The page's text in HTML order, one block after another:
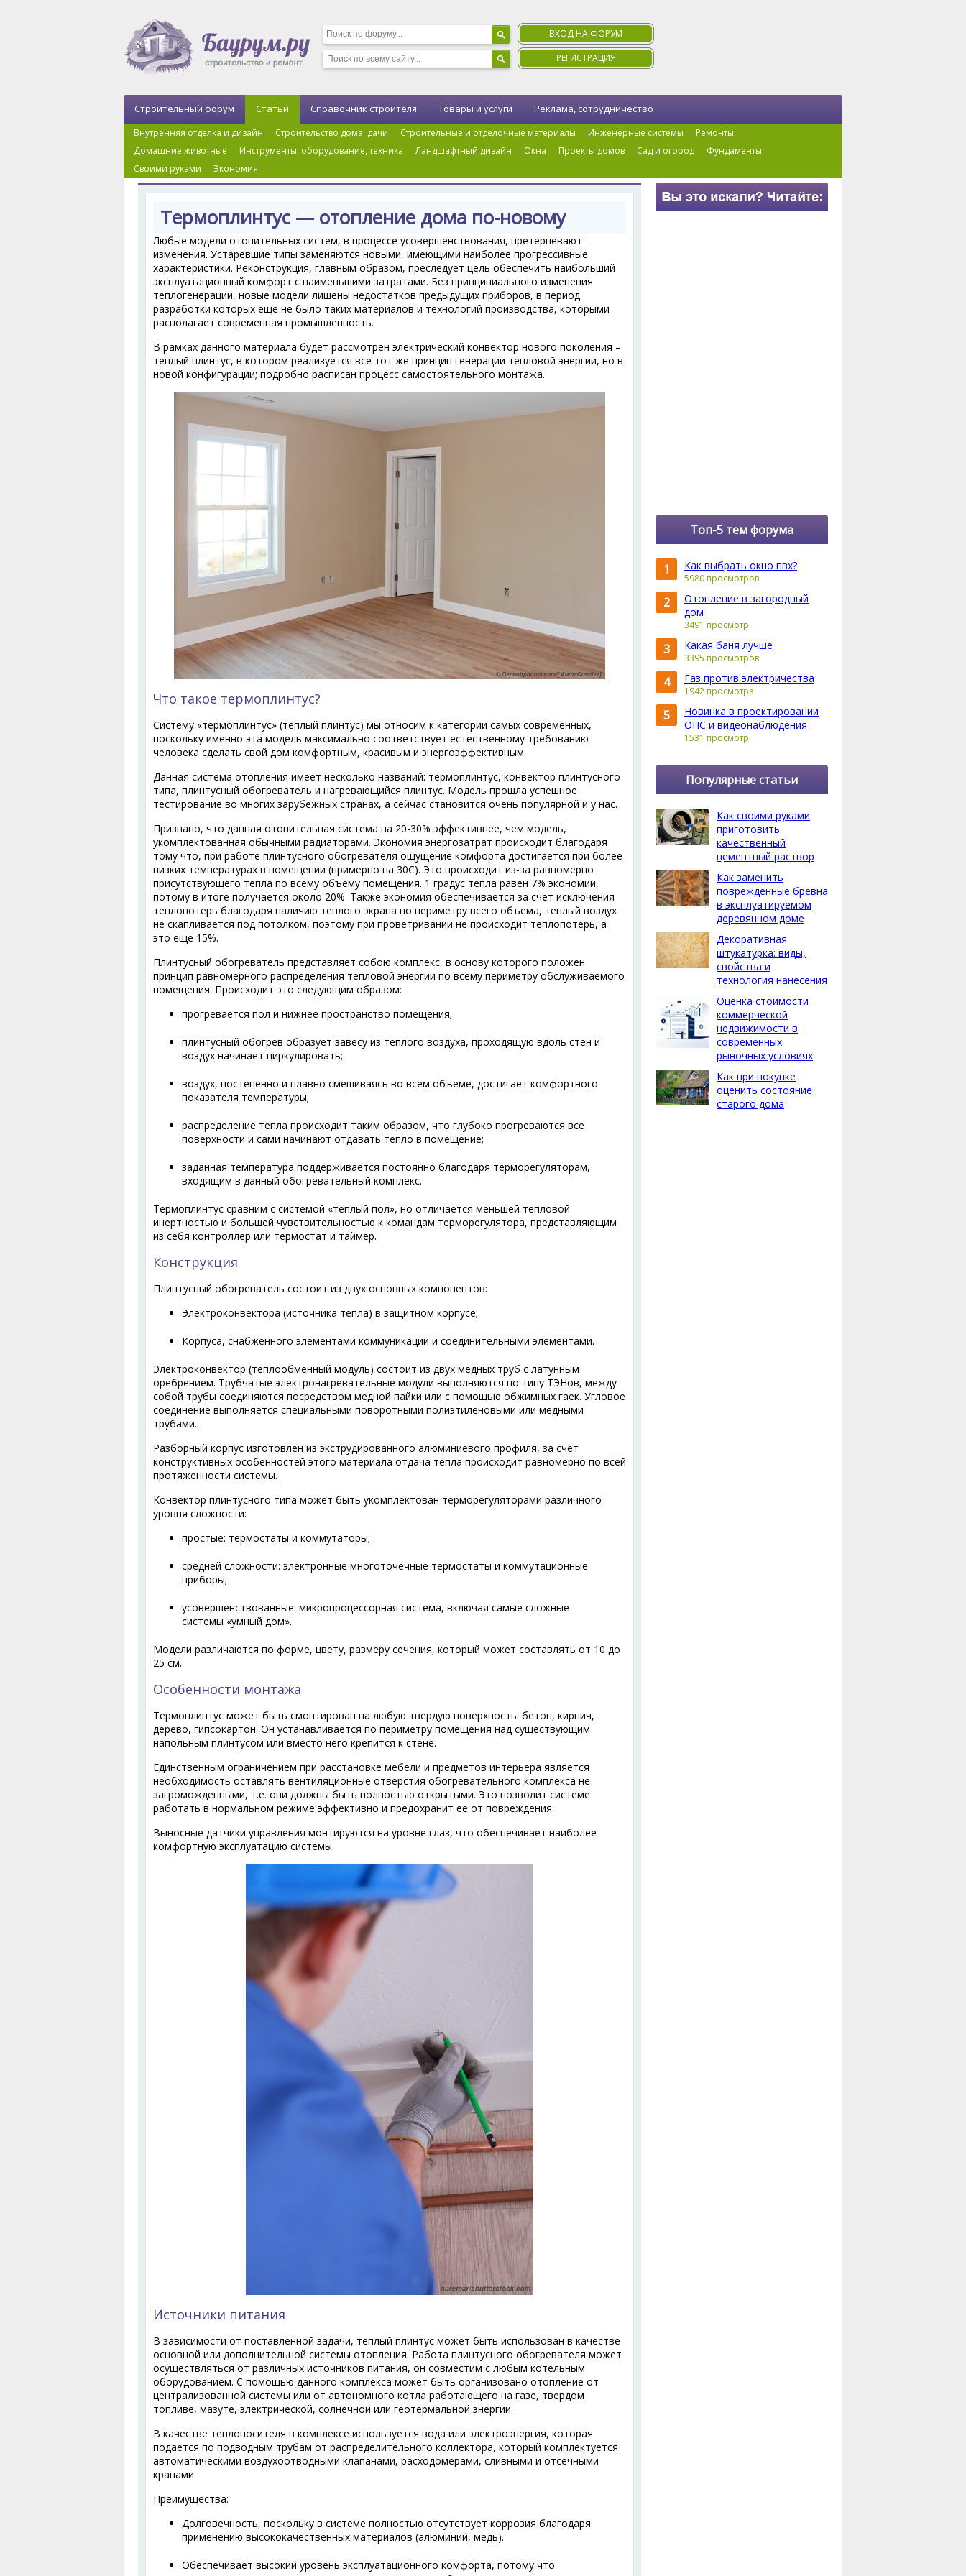
ВХОД НА ФОРУМ
РЕГИСТРАЦИЯ
Строительный форум Статьи
Внутренняя отделка и дизайн Строительство дома, дачи Строительные и отделочные материалы Инженерные системы
Ремонты
Домашние животные
Инструменты, оборудование, техника Ландшафтный дизайн Окна Проекты домов Сад и огород
Фундаменты
Своими руками
Экономия
Справочник строителя Товары и услуги Реклама, сотрудничество
Главная ›Внутренняя отделка и дизайн
Термоплинтус — отопление дома по-новому
Любые модели отопительных систем, в процессе усовершенствования, претерпевают
изменения. Устаревшие типы заменяются новыми, имеющими наиболее прогрессивные
характеристики. Реконструкция, главным образом, преследует цель обеспечить наибольший
эксплуатационный комфорт с наименьшими затратами. Без принципиального изменения
теплогенерации, новые модели лишены недостатков предыдущих приборов, в период
разработки которых еще не было таких материалов и технологий производства, которыми
располагает современная промышленность.
В рамках данного материала будет рассмотрен электрический конвектор нового поколения –
теплый плинтус, в котором реализуется все тот же принцип генерации тепловой энергии, но в
новой конфигурации; подробно расписан процесс самостоятельного монтажа.
Что такое термоплинтус?
Систему «термоплинтус» (теплый плинтус) мы относим к категории самых современных,
поскольку именно эта модель максимально соответствует естественному требованию
человека сделать свой дом комфортным, красивым и энергоэффективным.
Данная система отопления имеет несколько названий: термоплинтус, конвектор плинтусного
типа, плинтусный обогреватель и нагревающийся плинтус. Модель прошла успешное
тестирование во многих зарубежных странах, а сейчас становится очень популярной и у нас.
Признано, что данная отопительная система на 20-30% эффективнее, чем модель,
укомплектованная обычными радиаторами. Экономия энергозатрат происходит благодаря
тому что, при работе плинтусного обогревателя ощущение комфорта достигается при более
низких температурах в помещении (примерно на 30С). Это происходит из-за равномерно
присутствующего тепла по всему объему помещения. 1 градус тепла равен 7% экономии,
потому в итоге получается около 20%. Также экономия обеспечивается за счет исключения
теплопотерь благодаря наличию теплого экрана по периметру всего объема, теплый воздух
не скапливается под потолком, поэтому при проветривании не происходит теплопотерь, а
это еще 15%.
Плинтусный обогреватель представляет собою комплекс, в основу которого положен
принцип равномерного распределения тепловой энергии по всему периметру обслуживаемого
помещения. Происходит это следующим образом:
прогревается пол и нижнее пространство помещения;
плинтусный обогрев образует завесу из теплого воздуха, проходящую вдоль стен и
воздух начинает циркулировать;
воздух, постепенно и плавно смешиваясь во всем объеме, достигает комфортного
показателя температуры;
распределение тепла происходит таким образом, что глубоко прогреваются все
поверхности и сами начинают отдавать тепло в помещение;
заданная температура поддерживается постоянно благодаря терморегуляторам,
входящим в данный обогревательный комплекс.
Термоплинтус сравним с системой «теплый пол», но отличается меньшей тепловой
инертностью и большей чувствительностью к командам терморегулятора, представляющим
из себя контроллер или термостат и таймер.
Конструкция
Плинтусный обогреватель состоит из двух основных компонентов:
Электроконвектора (источника тепла) в защитном корпусе;
Корпуса, снабженного элементами коммуникации и соединительными элементами.
Электроконвектор (теплообменный модуль) состоит из двух медных труб с латунным
оребрением. Трубчатые электронагревательные модули выполняются по типу ТЭНов, между
собой трубы соединяются посредством медной пайки или с помощью обжимных гаек. Угловое
соединение выполняется специальными поворотными полиэтиленовыми или медными
трубами.
Разборный корпус изготовлен из экструдированного алюминиевого профиля, за счет
конструктивных особенностей этого материала отдача тепла происходит равномерно по всей
протяженности системы.
Конвектор плинтусного типа может быть укомплектован терморегуляторами различного
уровня сложности:
простые: термостаты и коммутаторы;
средней сложности: электронные многоточечные термостаты и коммутационные
приборы;
усовершенствованные: микропроцессорная система, включая самые сложные
системы «умный дом».
Модели различаются по форме, цвету, размеру сечения, который может составлять от 10 до
25 см.
Особенности монтажа
Термоплинтус может быть смонтирован на любую твердую поверхность: бетон, кирпич,
дерево, гипсокартон. Он устанавливается по периметру помещения над существующим
напольным плинтусом или вместо него крепится к стене.
Единственным ограничением при расстановке мебели и предметов интерьера является
необходимость оставлять вентиляционные отверстия обогревательного комплекса не
загроможденными, т.е. они должны быть полностью открытыми. Это позволит системе
работать в нормальном режиме эффективно и предохранит ее от повреждения.
Выносные датчики управления монтируются на уровне глаз, что обеспечивает наиболее
комфортную эксплуатацию системы.
Источники питания
В зависимости от поставленной задачи, теплый плинтус может быть использован в качестве
основной или дополнительной системы отопления. Работа плинтусного обогревателя может
осуществляться от различных источников питания, он совместим с любым котельным
оборудованием. С помощью данного комплекса может быть организовано отопление от
централизованной системы или от автономного котла работающего на газе, твердом
топливе, мазуте, электрической, солнечной или геотермальной энергии.
В качестве теплоносителя в комплексе используется вода или электроэнергия, которая
подается по подводным трубам от распределительного коллектора, который комплектуется
автоматическими воздухоотводными клапанами, расходомерами, сливными и отсечными
кранами.
Преимущества:
Долговечность, поскольку в системе полностью отсутствует коррозия благодаря
применению высококачественных материалов (алюминий, медь).
Обеспечивает высокий уровень эксплуатационного комфорта, потому что
Топ-5 тем форума
1 Как выбрать окно пвх?
5980 просмотров
2
Отопление в загородный
дом
3491 просмотр
3 Какая баня лучше
3395 просмотров
4 Газ против электричества
1942 просмотра
5
Новинка в проектировании
ОПС и видеонаблюдения
1531 просмотр
Популярные статьи
Как своими руками
приготовить
качественный
цементный раствор
Как заменить
поврежденные бревна
в эксплуатируемом
деревянном доме
Декоративная
штукатурка: виды,
свойства и
технология нанесения
Оценка стоимости
коммерческой
недвижимости в
современных
рыночных условиях
Как при покупке
оценить состояние
старого дома